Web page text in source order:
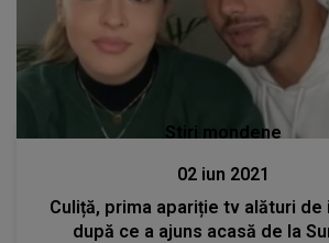
Stiri mondene
02 iun 2021
Culiță, prima apariție tv alături de
după ce a ajuns acasă de la